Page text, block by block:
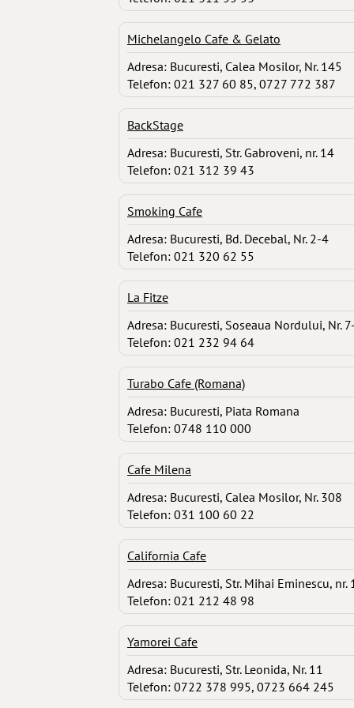
Michelangelo Cafe & Gelato
Adresa: Bucuresti, Calea Mosilor, Nr. 145
Telefon: 021 327 60 85, 0727 772 387
BackStage
Adresa: Bucuresti, Str. Gabroveni, nr. 14
Telefon: 021 312 39 43
Smoking Cafe
Adresa: Bucuresti, Bd. Decebal, Nr. 2-4
Telefon: 021 320 62 55
La Fitze
Adresa: Bucuresti, Soseaua Nordului, Nr.
Telefon: 021 232 94 64
Turabo Cafe (Romana)
Adresa: Bucuresti, Piata Romana
Telefon: 0748 110 000
Cafe Milena
Adresa: Bucuresti, Calea Mosilor, Nr. 308
Telefon: 031 100 60 22
California Cafe
Adresa: Bucuresti, Str. Mihai Eminescu, nr.
Telefon: 021 212 48 98
Yamorei Cafe
Adresa: Bucuresti, Str. Leonida, Nr. 11
Telefon: 0722 378 995, 0723 664 245